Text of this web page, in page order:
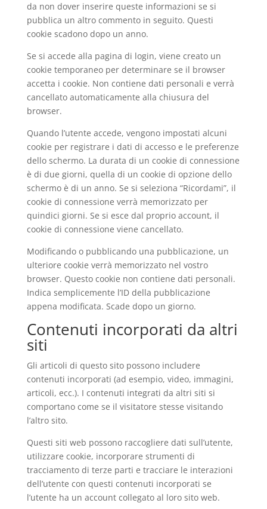
da non dover inserire queste informazioni se si
pubblica un altro commento in seguito. Questi
cookie scadono dopo un anno.
Se si accede alla pagina di login, viene creato un
cookie temporaneo per determinare se il browser
accetta i cookie. Non contiene dati personali e verrà
cancellato automaticamente alla chiusura del
browser.
Quando l’utente accede, vengono impostati alcuni
cookie per registrare i dati di accesso e le preferenze
dello schermo. La durata di un cookie di connessione
è di due giorni, quella di un cookie di opzione dello
schermo è di un anno. Se si seleziona “Ricordami”, il
cookie di connessione verrà memorizzato per
quindici giorni. Se si esce dal proprio account, il
cookie di connessione viene cancellato.
Modificando o pubblicando una pubblicazione, un
ulteriore cookie verrà memorizzato nel vostro
browser. Questo cookie non contiene dati personali.
Indica semplicemente l’ID della pubblicazione
appena modificata. Scade dopo un giorno.
Contenuti incorporati da altri
siti
Gli articoli di questo sito possono includere
contenuti incorporati (ad esempio, video, immagini,
articoli, ecc.). I contenuti integrati da altri siti si
comportano come se il visitatore stesse visitando
l’altro sito.
Questi siti web possono raccogliere dati sull’utente,
utilizzare cookie, incorporare strumenti di
tracciamento di terze parti e tracciare le interazioni
dell’utente con questi contenuti incorporati se
l’utente ha un account collegato al loro sito web.